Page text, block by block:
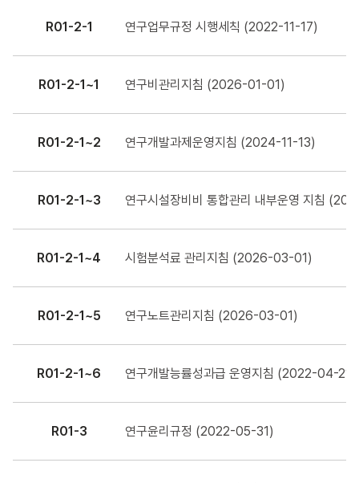
R01-2-1 연구업무규정 시행세칙 (2022-11-17)
R01-2-1~1 연구비관리지침 (2026-01-01)
R01-2-1~2 연구개발과제운영지침 (2024-11-13)
R01-2-1~3 연구시설장비비 통합관리 내부운영 지침
R01-2-1~4 시험분석료 관리지침 (2026-03-01)
R01-2-1~5 연구노트관리지침 (2026-03-01)
R01-2-1~6 연구개발능률성과급 운영지침 (2022-04-21)
R01-3 연구윤리규정 (2022-05-31)